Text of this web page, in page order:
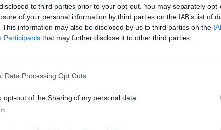
to third parties prior to your opt-out. You may separately
of your personal information by third parties on the IAB’s list of
This information may also be disclosed by us to third parties on the
Participants that may further disclose it to other third parties.
Data Processing Opt Outs
opt-out of the Sharing of my personal data.
“Questi ragazzi
rimanere in Italia, ci
vacanti?”
colpa della scarsa conoscenza della
grattachecche di Sora Maria comprese.
facoltà di Medicina sono stati un
di origine straniera. E ora in quanti
con i
4